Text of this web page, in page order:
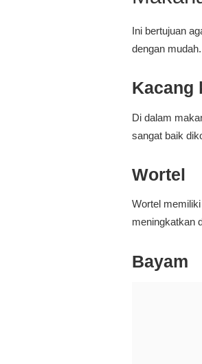
Ini bertujuan
dengan
Kacang
Di dalam
sangat baik
Wortel
Wortel
meningkatkan
Bayam